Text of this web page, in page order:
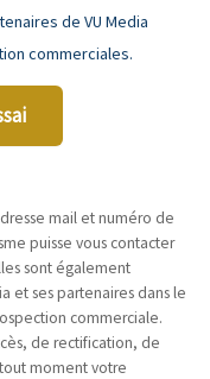
de VU Media
commerciales.
mail et numéro de
puisse vous contacter
sont également
et ses partenaires dans le
commerciale.
de rectification, de
moment votre